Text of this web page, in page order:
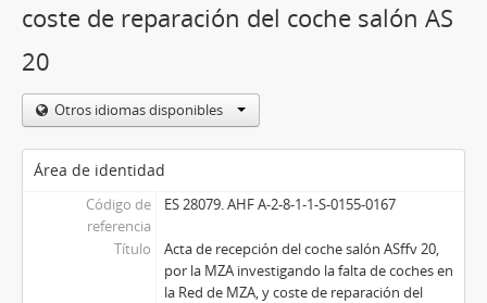
coste de reparación del coche salón AS
20
Otros idiomas disponibles
Área de identidad
Código de
referencia
ES 28079. AHF A-2-8-1-1-S-0155-0167
Título
Acta de recepción del coche salón ASffv 20,
por la MZA investigando la falta de coches en
la Red de MZA, y coste de reparación del